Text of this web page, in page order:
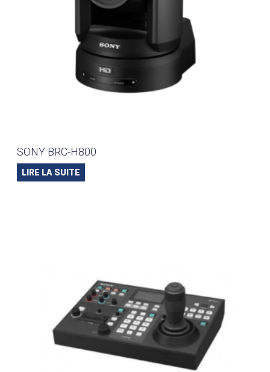
SONY BRC-H800
LIRE LA SUITE